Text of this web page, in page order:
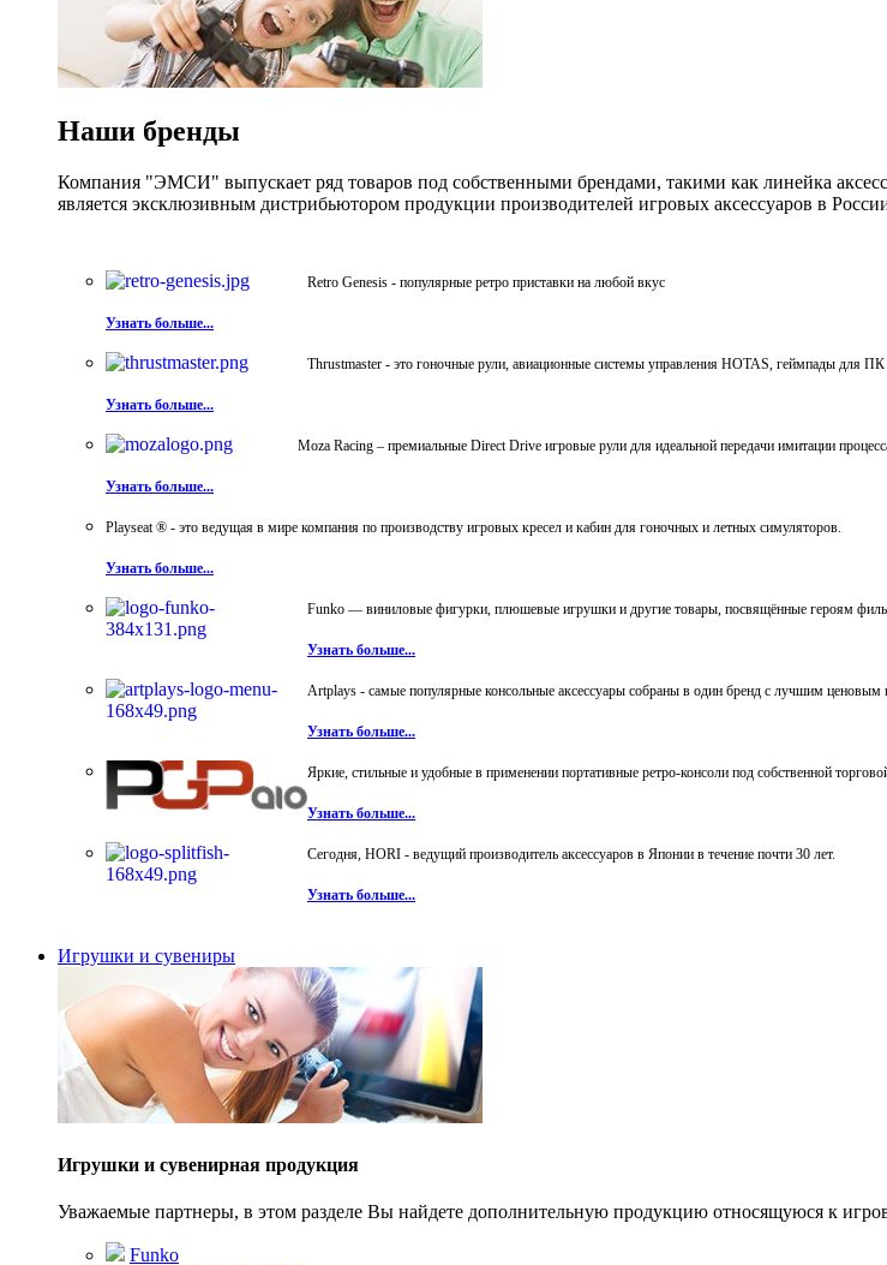
Наши бренды
Компания "ЭМСИ" выпускает ряд товаров под собственными брендами, такими как линейка
является эксклюзивным дистрибьютором продукции производителей игровых аксессуаров в
Retro Genesis - популярные ретро приставки на любой вкус
Узнать больше...
Thrustmaster - это гоночные рули, авиационные системы управления HOTAS, геймпады для ПК
Узнать больше...
Moza Racing – премиальные Direct Drive игровые рули для идеальной передачи имитации
Узнать больше...
Playseat ® - это ведущая в мире компания по производству игровых кресел и кабин для гоночных и летных симуляторов.
Узнать больше...
Funko — виниловые фигурки, плюшевые игрушки и другие товары, посвящённые героям
Узнать больше...
Artplays - самые популярные консольные аксессуары собраны в один бренд с лучшим ценовым
Узнать больше...
Яркие, стильные и удобные в применении портативные ретро-консоли под собственной
Узнать больше...
Сегодня, HORI - ведущий производитель аксессуаров в Японии в течение почти 30 лет.
Узнать больше...
Игрушки и сувениры
Игрушки и сувенирная продукция
Уважаемые партнеры, в этом разделе Вы найдете дополнительную продукцию относящуюся к
Funko